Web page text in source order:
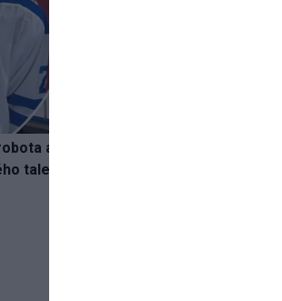
a gól v oslabení! Pozrite si oba
talentu Rychlíka proti USA